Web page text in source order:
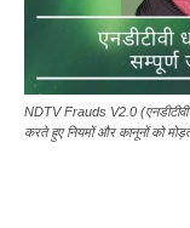
NDTV Frauds V2.0 (एनडीटीवी
करते हुए नियमों और कानूनों को